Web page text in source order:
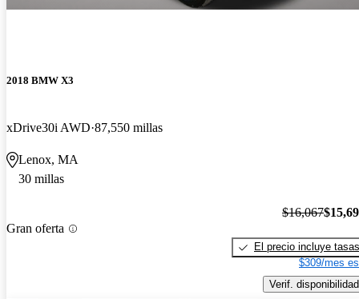
2018 BMW X3
xDrive30i AWD 87,550 millas
Lenox, MA
30 millas
Gran oferta
$16,067
El precio incluye tasas
$309/mes
Verif. disponibilidad